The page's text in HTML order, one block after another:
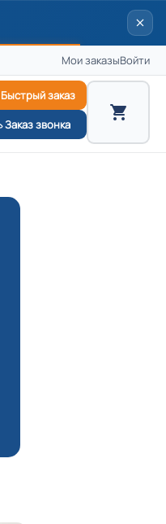
Мои заказыВойти
Быстрый заказ
Заказ звонка